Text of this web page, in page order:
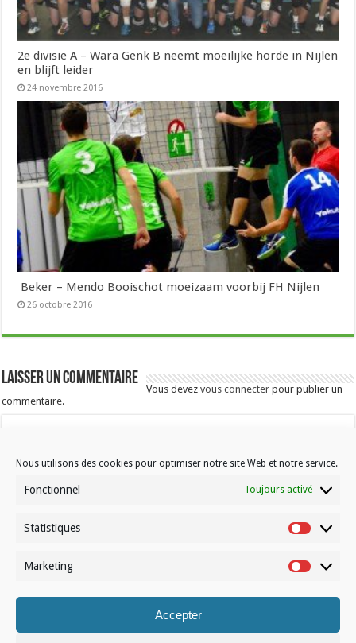
Nous utilisons des cookies pour optimiser notre site Web et notre service.
Fonctionnel Toujours activé
Statistiques
Marketing
Accepter
2e divisie A – Wara Genk B neemt moeilijke horde in Nijlen
en blijft leider
24 novembre 2016
Beker – Mendo Booischot moeizaam voorbij FH Nijlen
26 octobre 2016
Laisser un commentaire
Vous devezvous connecter pour publier un
commentaire.
Contactez-nous
© Volleynews.be2026